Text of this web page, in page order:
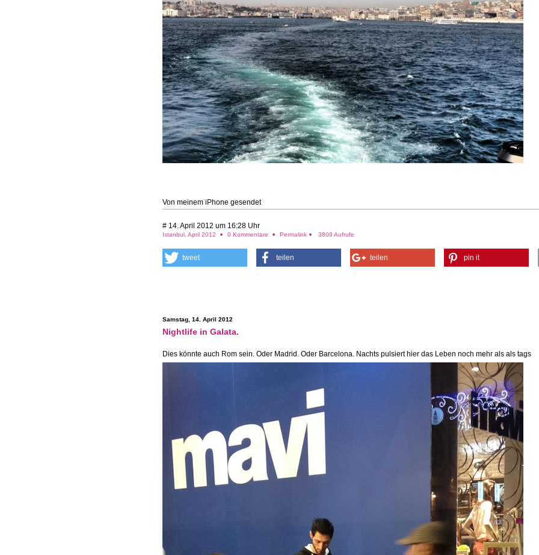
Von meinem iPhone gesendet
# 14. April 2012 um 16:28 Uhr
Istanbul, April 2012 0 Kommentare Permalink 3809 Aufrufe
tweet teilen teilen pin it
Samstag, 14. April 2012
Nightlife in Galata.
Dies könnte auch Rom sein. Oder Madrid. Oder Barcelona. Nachts pulsiert hier das Leben noch mehr als als tags